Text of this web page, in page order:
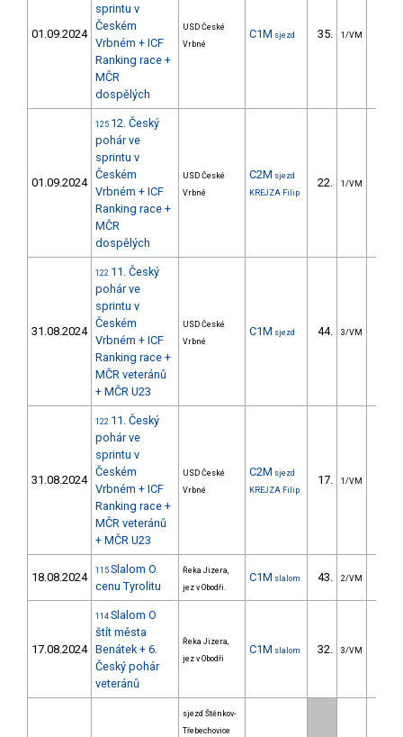
01.09.2024
sprintu v
Českém
Vrbném + ICF
Ranking race +
MČR
dospělých
USD České
Vrbné
C1M sjezd 35. 1/VM
01.09.2024
125 12. Český
pohár ve
sprintu v
Českém
Vrbném + ICF
Ranking race +
MČR
dospělých
USD České
Vrbné
C2M sjezd
KREJZA Filip
22. 1/VM
31.08.2024
122 11. Český
pohár ve
sprintu v
Českém
Vrbném + ICF
Ranking race +
MČR veteránů
+ MČR U23
USD České
Vrbné
C1M sjezd 44. 3/VM
31.08.2024
122 11. Český
pohár ve
sprintu v
Českém
Vrbném + ICF
Ranking race +
MČR veteránů
+ MČR U23
USD České
Vrbné
C2M sjezd
KREJZA Filip
17. 1/VM
18.08.2024 115 Slalom O
cenu Tyrolitu
Řeka Jizera,
jez v Obodři.
C1M slalom 43. 2/VM
17.08.2024
114 Slalom O
štít města
Benátek + 6.
Český pohár
veteránů
Řeka Jizera,
jez v Obodři
C1M slalom 32. 3/VM
sjezd Štěnkov-
Třebechovice